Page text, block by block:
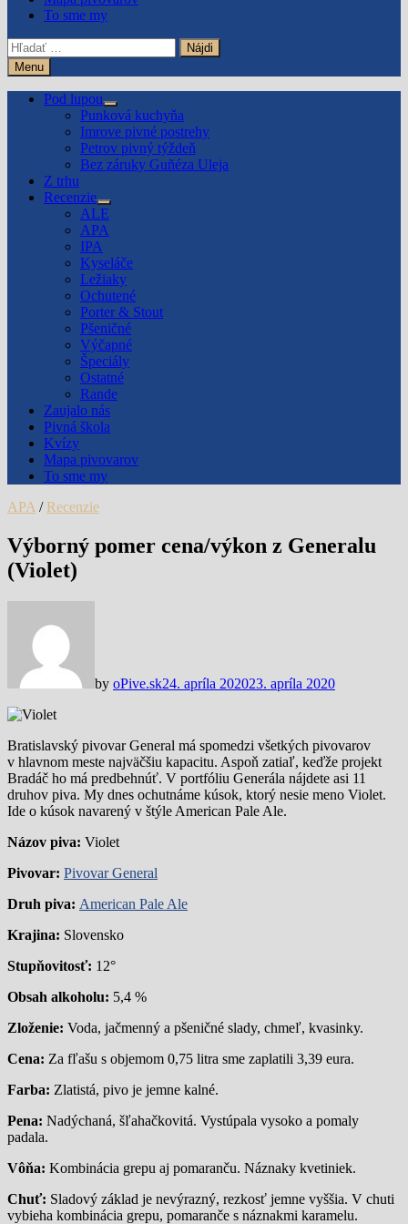
To sme my
Hľadať:
Menu
Pod lupou
Show
sub
menu
Punková kuchyňa
Imrove pivné postrehy
Petrov pivný týždeň
Bez záruky Guñéza Uleja
Z trhu
Recenzie
Show
sub
menu
ALE
APA
IPA
Kyseláče
Ležiaky
Ochutené
Porter & Stout
Pšeničné
Výčapné
Špeciály
Ostatné
Rande
Zaujalo nás
Pivná škola
Kvízy
Mapa pivovarov
To sme my
APA / Recenzie
Výborný pomer cena/výkon z Generalu
(Violet)
by oPive.sk24. apríla 202023. apríla 2020
Bratislavský pivovar General má spomedzi všetkých pivovarov
v hlavnom meste najväčšiu kapacitu. Aspoň zatiaľ, keďže projekt
Bradáč ho má predbehnúť. V portfóliu Generála nájdete asi 11
druhov piva. My dnes ochutnáme kúsok, ktorý nesie meno Violet.
Ide o kúsok navarený v štýle American Pale Ale.
Názov piva: Violet
Pivovar: Pivovar General
Druh piva: American Pale Ale
Krajina: Slovensko
Stupňovitosť: 12°
Obsah alkoholu: 5,4 %
Zloženie: Voda, jačmenný a pšeničné slady, chmeľ, kvasinky.
Cena: Za fľašu s objemom 0,75 litra sme zaplatili 3,39 eura.
Farba: Zlatistá, pivo je jemne kalné.
Pena: Nadýchaná, šľahačkovitá. Vystúpala vysoko a pomaly
padala.
Vôňa: Kombinácia grepu aj pomaranču. Náznaky kvetiniek.
Chuť: Sladový základ je nevýrazný, rezkosť jemne vyššia. V chuti
vybieha kombinácia grepu, pomaranče s náznakmi karamelu.